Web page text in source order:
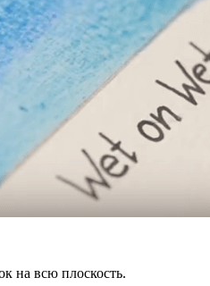
на всю плоскость.